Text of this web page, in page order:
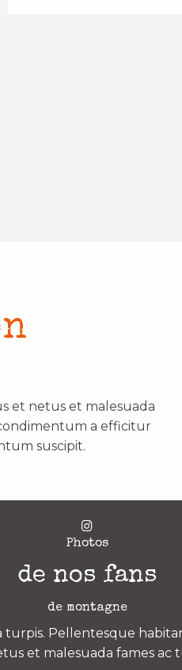
et netus et malesuada
a efficitur
suscipit.
Photos
de nos fans
de montagne
Pellentesque
et malesuada fames ac